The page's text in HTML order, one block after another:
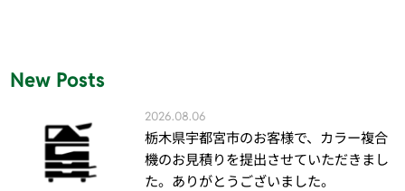
New Posts
2026.08.06
栃木県宇都宮市のお客様で、カラー複合
機のお見積りを提出させていただきまし
た。ありがとうございました。